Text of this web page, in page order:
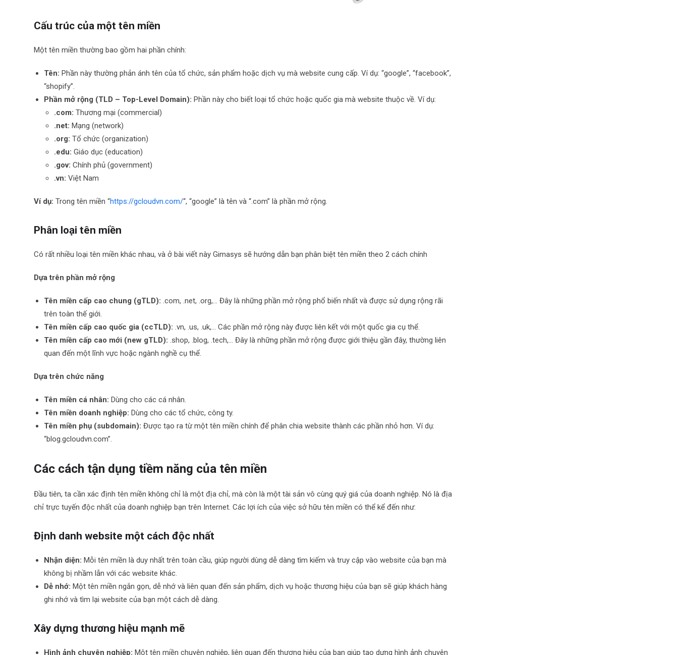
Cấu trúc của một tên miền
Một tên miền thường bao gồm hai phần chính:
Tên: Phần này thường phản ánh tên của tổ chức, sản phẩm hoặc dịch vụ mà website cung cấp. Ví dụ: “google”, “facebook”,
“shopify”.
Phần mở rộng (TLD – Top-Level Domain): Phần này cho biết loại tổ chức hoặc quốc gia mà website thuộc về. Ví dụ:
.com: Thương mại (commercial)
.net: Mạng (network)
.org: Tổ chức (organization)
.edu: Giáo dục (education)
.gov: Chính phủ (government)
.vn: Việt Nam
Ví dụ: Trong tên miền “https://gcloudvn.com/“, “google” là tên và “.com” là phần mở rộng.
Phân loại tên miền
Có rất nhiều loại tên miền khác nhau, và ở bài viết này Gimasys sẽ hướng dẫn bạn phân biệt tên miền theo 2 cách chính
Dựa trên phần mở rộng
Tên miền cấp cao chung (gTLD): .com, .net, .org,… Đây là những phần mở rộng phổ biến nhất và được sử dụng rộng rãi
trên toàn thế giới.
Tên miền cấp cao quốc gia (ccTLD): .vn, .us, .uk,… Các phần mở rộng này được liên kết với một quốc gia cụ thể.
Tên miền cấp cao mới (new gTLD): .shop, .blog, .tech,… Đây là những phần mở rộng được giới thiệu gần đây, thường liên
quan đến một lĩnh vực hoặc ngành nghề cụ thể.
Dựa trên chức năng
Tên miền cá nhân: Dùng cho các cá nhân.
Tên miền doanh nghiệp: Dùng cho các tổ chức, công ty.
Tên miền phụ (subdomain): Được tạo ra từ một tên miền chính để phân chia website thành các phần nhỏ hơn. Ví dụ:
“blog.gcloudvn.com”.
Các cách tận dụng tiềm năng của tên miền
Đầu tiên, ta cần xác định tên miền không chỉ là một địa chỉ, mà còn là một tài sản vô cùng quý giá của doanh nghiệp. Nó là địa
chỉ trực tuyến độc nhất của doanh nghiệp bạn trên Internet. Các lợi ích của việc sở hữu tên miền có thể kể đến như:
Định danh website một cách độc nhất
Nhận diện: Mỗi tên miền là duy nhất trên toàn cầu, giúp người dùng dễ dàng tìm kiếm và truy cập vào website của bạn mà
không bị nhầm lẫn với các website khác.
Dễ nhớ: Một tên miền ngắn gọn, dễ nhớ và liên quan đến sản phẩm, dịch vụ hoặc thương hiệu của bạn sẽ giúp khách hàng
ghi nhớ và tìm lại website của bạn một cách dễ dàng.
Xây dựng thương hiệu mạnh mẽ
Hình ảnh chuyên nghiệp: Một tên miền chuyên nghiệp, liên quan đến thương hiệu của bạn giúp tạo dựng hình ảnh chuyên